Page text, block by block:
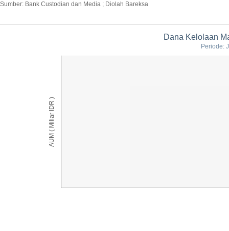
Sumber: Bank Custodian dan Media ; Diolah Bareksa
AUM ( Miliar IDR )
Dana Kelolaan
Periode: